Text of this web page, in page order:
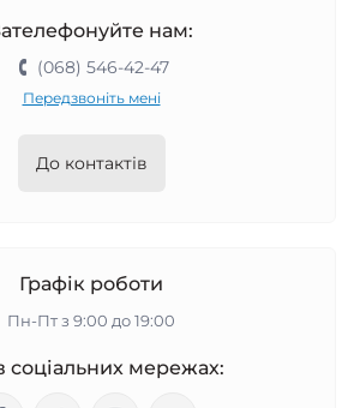
нам:
(068) 546-42-47
Передзвоніть мені
До контактів
Графік роботи
Пн-Пт з 9:00 до 19:00
соціальних мережах: